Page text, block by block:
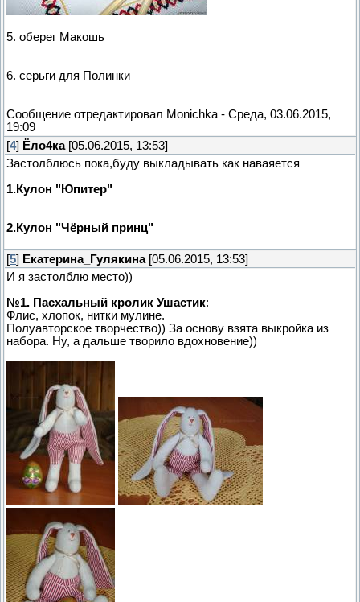
5. оберег Макошь
6. серьги для Полинки
Сообщение отредактировал Monichka - Среда, 03.06.2015,
19:09
[4] Ёло4ка[05.06.2015, 13:53]
Застолблюсь пока,буду выкладывать как наваяется
1.Кулон "Юпитер"
2.Кулон "Чёрный принц"
[5] Екатерина_Гулякина[05.06.2015, 13:53]
И я застолблю место))
№1. Пасхальный кролик Ушастик:
Флис, хлопок, нитки мулине.
Полуавторское творчество)) За основу взята выкройка из
набора. Ну, а дальше творило вдохновение))